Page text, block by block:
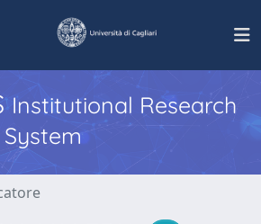
Institutional Research